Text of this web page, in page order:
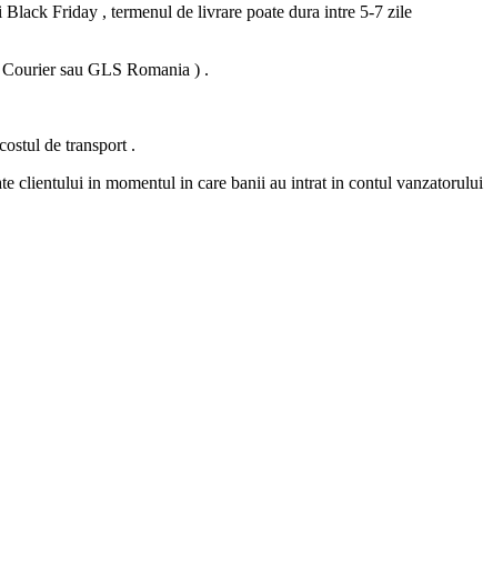
Black Friday , termenul de livrare poate dura intre 5-7 zile
sau GLS Romania ) .
de transport .
clientului in momentul in care banii au intrat in contul vanzatorului